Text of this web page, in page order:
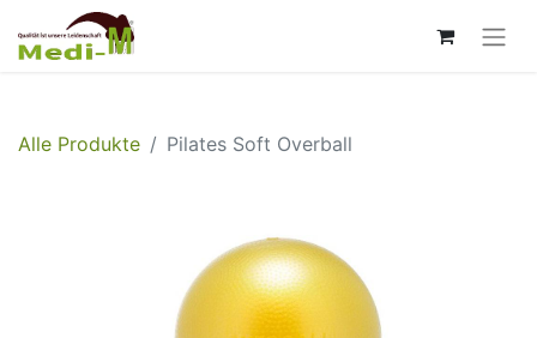
Alle Produkte Pilates Soft Overball